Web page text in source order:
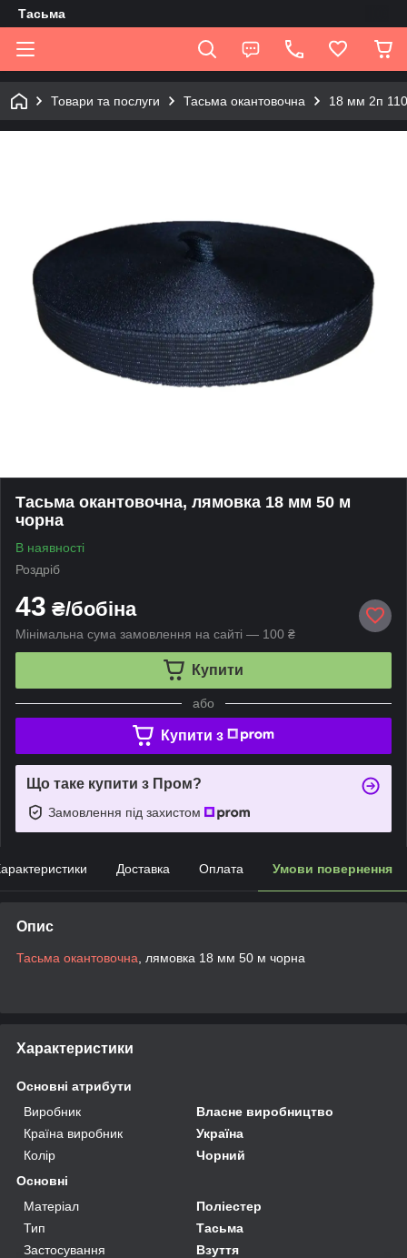
Tасьма
Товари та послуги Тасьма окантовочна 18 мм 2п
Тасьма окантовочна, лямовка 18 мм 50 м
чорна
В наявності
Роздріб
43 ₴/бобіна
Мінімальна сума замовлення на сайті — 100 ₴
Купити
або
Купити з
Що таке купити з Пром?
Замовлення під захистом
Доставка Оплата Умови повернення
Опис
Тасьма окантовочна , лямовка 18 мм 50 м чорна
Характеристики
Основні атрибути
Виробник
Власне виробництво
Країна виробник
Україна
Колір
Чорний
Основні
Матеріал
Поліестер
Тип
Тасьма
Застосування
Взуття